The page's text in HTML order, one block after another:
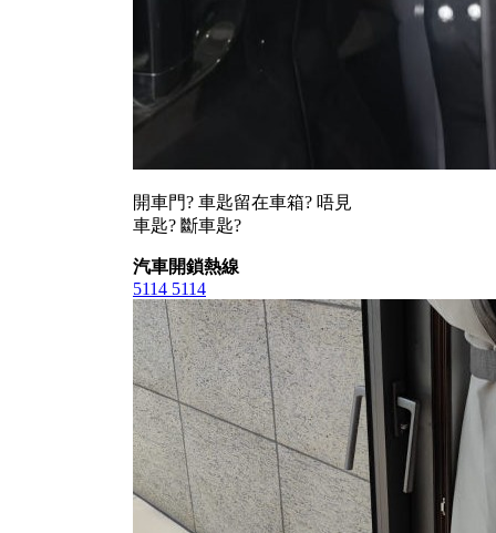
開車門? 車匙留在車箱? 唔見
車匙? 斷車匙?
汽車開鎖熱線
5114 5114